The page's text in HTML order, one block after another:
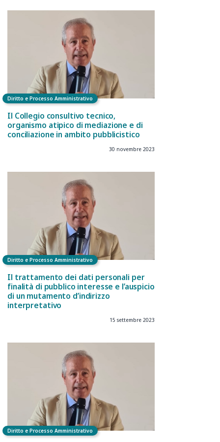
Diritto e Processo Amministrativo
Il Collegio consultivo tecnico,
organismo atipico di mediazione e di
conciliazione in ambito pubblicistico
30 novembre 2023
Diritto e Processo Amministrativo
Il trattamento dei dati personali per
finalità di pubblico interesse e l’auspicio
di un mutamento d’indirizzo
interpretativo
15 settembre 2023
Diritto e Processo Amministrativo